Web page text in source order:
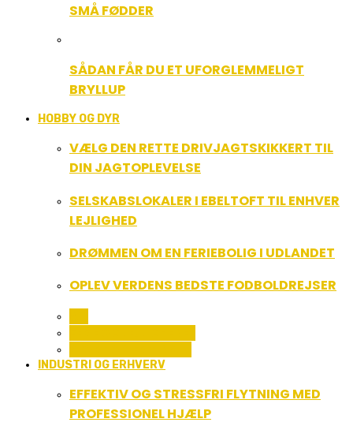
SMÅ FØDDER
SÅDAN FÅR DU ET UFORGLEMMELIGT
BRYLLUP
HOBBY OG DYR
VÆLG DEN RETTE DRIVJAGTSKIKKERT TIL
DIN JAGTOPLEVELSE
SELSKABSLOKALER I EBELTOFT TIL ENHVER
LEJLIGHED
DRØMMEN OM EN FERIEBOLIG I UDLANDET
OPLEV VERDENS BEDSTE FODBOLDREJSER
INDUSTRI OG ERHVERV
EFFEKTIV OG STRESSFRI FLYTNING MED
PROFESSIONEL HJÆLP